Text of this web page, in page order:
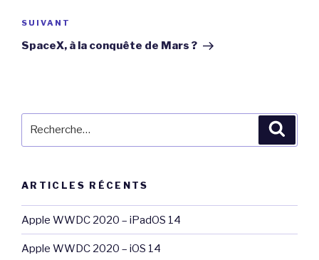
Article
suivant
SUIVANT
SpaceX, à la conquête de Mars ?
ARTICLES RÉCENTS
Apple WWDC 2020 – iPadOS 14
Apple WWDC 2020 – iOS 14